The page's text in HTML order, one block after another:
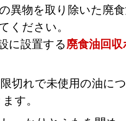
異物を取り除いた廃
ください。
に設置する廃食油回
限切れで未使用の油に
す。